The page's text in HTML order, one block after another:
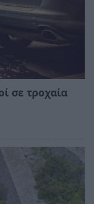
σε τροχαία